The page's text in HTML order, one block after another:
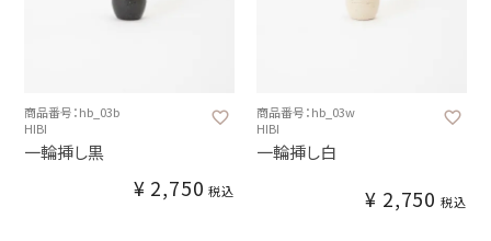
商品番号：hb_03b
HIBI
一輪挿し黒
¥ 2,750 税込
商品番号：hb_03w
HIBI
一輪挿し白
¥ 2,750 税込